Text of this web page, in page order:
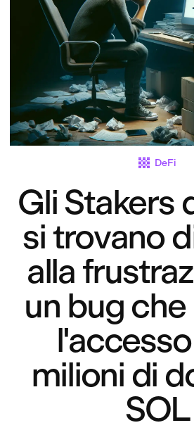
DeFi
Gli Stakers
si trovano
alla
un bug
milioni di
SOL